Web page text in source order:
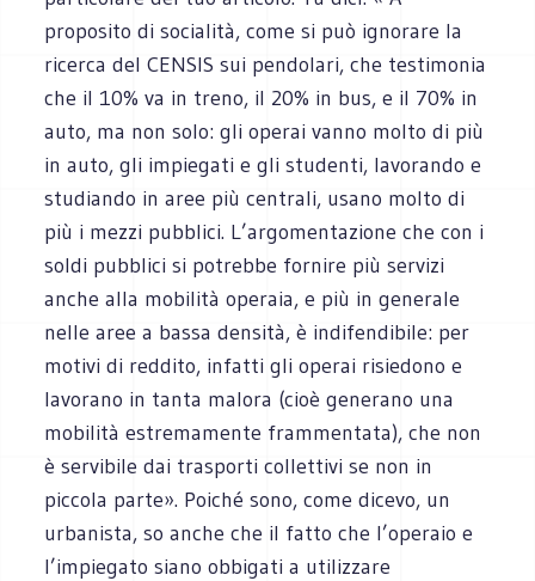
proposito di socialità, come si può ignorare la
ricerca del CENSIS sui pendolari, che testimonia
che il 10% va in treno, il 20% in bus, e il 70% in
auto, ma non solo: gli operai vanno molto di più
in auto, gli impiegati e gli studenti, lavorando e
studiando in aree più centrali, usano molto di
più i mezzi pubblici. L’argomentazione che con i
soldi pubblici si potrebbe fornire più servizi
anche alla mobilità operaia, e più in generale
nelle aree a bassa densità, è indifendibile: per
motivi di reddito, infatti gli operai risiedono e
lavorano in tanta malora (cioè generano una
mobilità estremamente frammentata), che non
è servibile dai trasporti collettivi se non in
piccola parte». Poiché sono, come dicevo, un
urbanista, so anche che il fatto che l’operaio e
l’impiegato siano obbigati a utilizzare